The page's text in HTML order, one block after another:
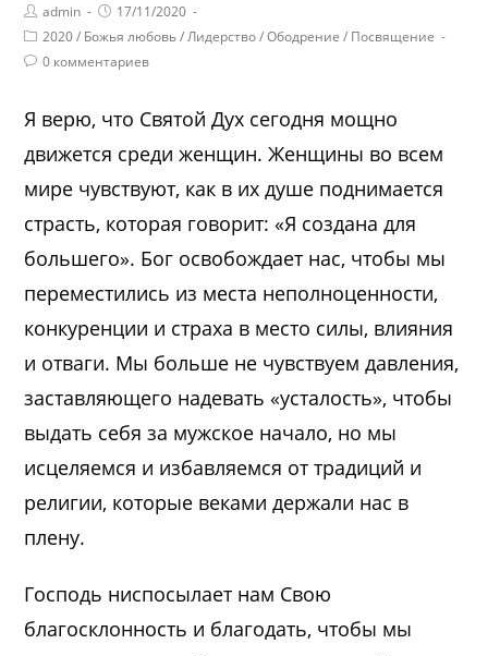
admin
17/11/2020
2020 / Божья любовь / Лидерство / Ободрение / Посвящение
0 комментариев
Я верю, что Святой Дух сегодня мощно
движется среди женщин. Женщины во всем
мире чувствуют, как в их душе поднимается
страсть, которая говорит: «Я создана для
большего». Бог освобождает нас, чтобы мы
переместились из места неполноценности,
конкуренции и страха в место силы, влияния
и отваги. Мы больше не чувствуем давления,
заставляющего надевать «усталость», чтобы
выдать себя за мужское начало, но мы
исцеляемся и избавляемся от традиций и
религии, которые веками держали нас в
плену.
Господь ниспосылает нам Свою
благосклонность и благодать, чтобы мы